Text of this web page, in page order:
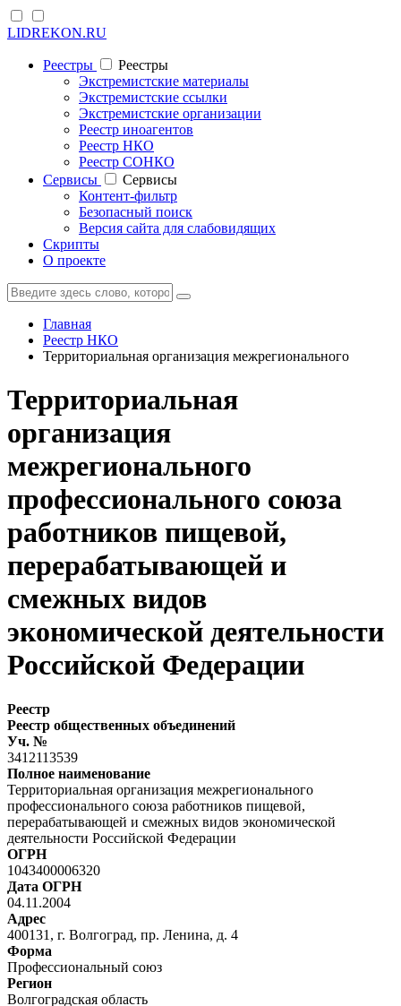
LIDREKON.RU
Реестры
Реестры
Экстремистские материалы
Экстремистские ссылки
Экстремистские организации
Реестр иноагентов
Реестр НКО
Реестр СОНКО
Cервисы
Cервисы
Контент-фильтр
Безопасный поиск
Версия сайта для слабовидящих
Скрипты
О проекте
Главная
Реестр НКО
Территориальная организация межрегионального
Территориальная
организация
межрегионального
профессионального союза
работников пищевой,
перерабатывающей и
смежных видов
экономической деятельности
Российской Федерации
Реестр
Реестр общественных объединений
Уч. №
3412113539
Полное наименование
Территориальная организация межрегионального
профессионального союза работников пищевой,
перерабатывающей и смежных видов экономической
деятельности Российской Федерации
ОГРН
1043400006320
Дата ОГРН
04.11.2004
Адрес
400131, г. Волгоград, пр. Ленина, д. 4
Форма
Профессиональный союз
Регион
Волгоградская область